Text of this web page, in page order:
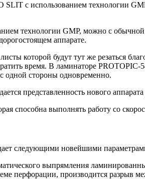
с использованием технологии
технологии GMP, можно с
аппарате.
которой будут тут же резаться
время. В ламинаторе
одной стороны одновременно.
представленность нового
способна выполнять работу со
следующими новейшими
выпрямления
перфорации, производится разрыв